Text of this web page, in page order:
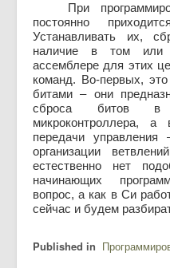
При
постоянно
Устанавливать их,
наличие в том или
ассемблере для этих
команд. Во-первых,
битами – они
сброса битов в
микроконтроллера, а
передачи
организации
естественно нет
начинающих
вопрос, а как в Си
сейчас и будем
Published in